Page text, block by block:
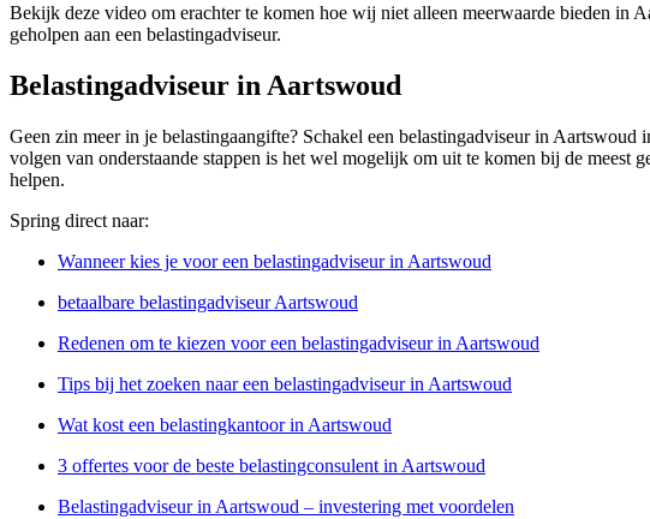
Bekijk deze video om erachter te komen hoe wij niet alleen meerwaarde bieden
geholpen aan een belastingadviseur.
Belastingadviseur in Aartswoud
Geen zin meer in je belastingaangifte? Schakel een belastingadviseur in
volgen van onderstaande stappen is het wel mogelijk om uit te komen bij de meest
helpen.
Spring direct naar:
Wanneer kies je voor een belastingadviseur in Aartswoud
betaalbare belastingadviseur Aartswoud
Redenen om te kiezen voor een belastingadviseur in Aartswoud
Tips bij het zoeken naar een belastingadviseur in Aartswoud
Wat kost een belastingkantoor in Aartswoud
3 offertes voor de beste belastingconsulent in Aartswoud
Belastingadviseur in Aartswoud – investering met voordelen